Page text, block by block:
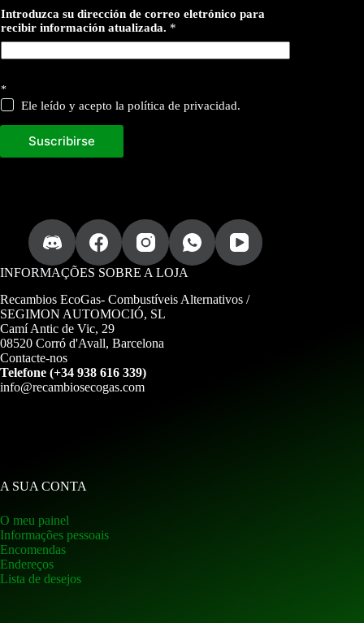
Introduzca su dirección de correo eletrónico para
recibir información atualizada. *
*
Ele leído y acepto la política de privacidad.
Suscribirse
INFORMAÇÕES SOBRE A LOJA
Recambios EcoGas- Combustíveis Alternativos /
SEGIMON AUTOMOCIÓ, SL
Camí Antic de Vic, 29
08520 Corró d'Avall, Barcelona
Contacte-nos
Telefone (+34 938 616 339)
info@recambiosecogas.com
A SUA CONTA
O meu painel
Informações pessoais
Encomendas
Endereços
Lista de desejos